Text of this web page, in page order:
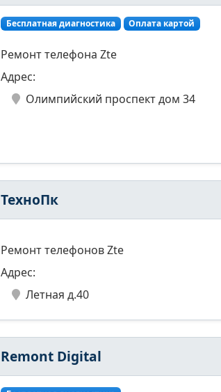
Бесплатная диагностика Оплата картой
Ремонт телефона Zte
Адрес:
Олимпийский проспект дом 34
ТехноПк
Ремонт телефонов Zte
Адрес:
Летная д.40
Remont Digital